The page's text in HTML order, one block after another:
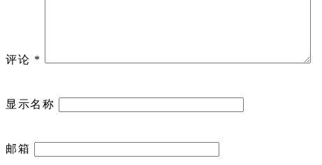
评论 *
显示名称
邮箱